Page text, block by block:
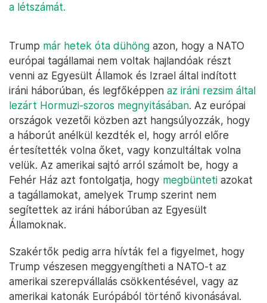
a létszámát.
Trump már hetek óta dühöng azon, hogy a NATO
európai tagállamai nem voltak hajlandóak részt
venni az Egyesült Államok és Izrael által indított
iráni háborúban, és legfőképpen az iráni rezsim által
lezárt Hormuzi-szoros megnyitásában. Az európai
országok vezetői közben azt hangsúlyozzák, hogy
a háborút anélkül kezdték el, hogy arról előre
értesítették volna őket, vagy konzultáltak volna
velük. Az amerikai sajtó arról számolt be, hogy a
Fehér Ház azt fontolgatja, hogy megbünteti azokat
a tagállamokat, amelyek Trump szerint nem
segítettek az iráni háborúban az Egyesült
Államoknak.
Szakértők pedig arra hívták fel a figyelmet, hogy
Trump vészesen meggyengítheti a NATO-t az
amerikai szerepvállalás csökkentésével, vagy az
amerikai katonák Európából történő kivonásával.